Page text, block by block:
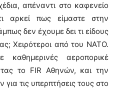
απέναντι στο καφενείο
αρκεί πως είμαστε στην
δεν έχουμε δει τι είδους
Χειρότεροι από του ΝΑΤΟ.
αεροπορικέ
το FIR Αθηνών, και την
τις υπερπτήσεις τους στο